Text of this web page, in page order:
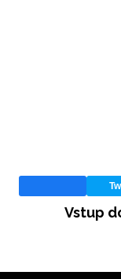
REDAKCE
Vstup